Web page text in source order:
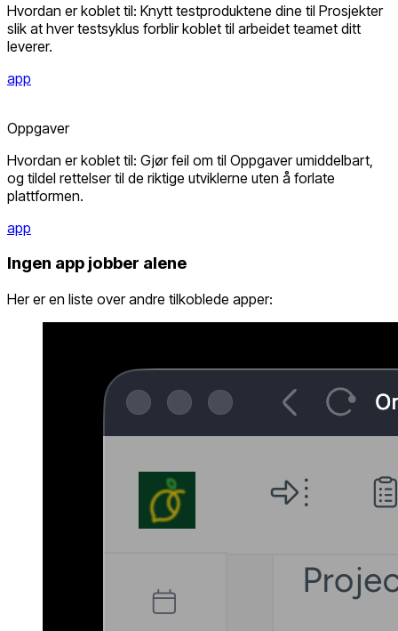
Hvordan er koblet til: Knytt testproduktene dine til Prosjekter
slik at hver testsyklus forblir koblet til arbeidet teamet ditt
leverer.
app
Oppgaver
Hvordan er koblet til: Gjør feil om til Oppgaver umiddelbart,
og tildel rettelser til de riktige utviklerne uten å forlate
plattformen.
app
Ingen app jobber alene
Her er en liste over andre tilkoblede apper: